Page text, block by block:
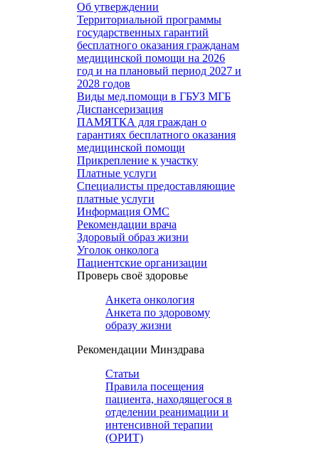
Об утверждении
Территориальной программы
государственных гарантий
бесплатного оказания гражданам
медицинской помощи на 2026
год и на плановый период 2027 и
2028 годов
Виды мед.помощи в ГБУЗ МГБ
Диспансеризация
ПАМЯТКА для граждан о
гарантиях бесплатного оказания
медицинской помощи
Прикрепление к участку
Платные услуги
Специалисты предоставляющие
платные услуги
Информация ОМС
Рекомендации врача
Здоровый образ жизни
Уголок онколога
Пациентские организации
Проверь своё здоровье
Анкета онкология
Анкета по здоровому
образу жизни
Рекомендации Минздрава
Статьи
Правила посещения
пациента, находящегося в
отделении реанимации и
интенсивной терапии
(ОРИТ)